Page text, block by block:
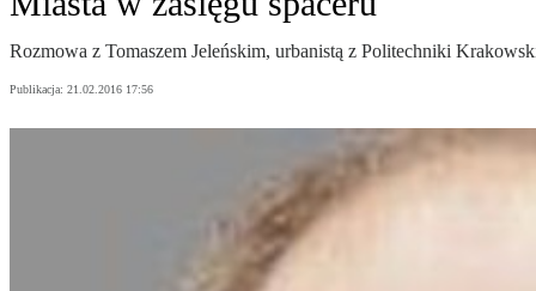
Rozmowa z Tomaszem Jeleńskim, urbanistą z Politechniki
Publikacja: 21.02.2016 17:56